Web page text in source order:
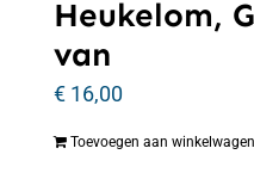
Heukelom,
van
€ 16,00
Toevoegen aan winkelwagen